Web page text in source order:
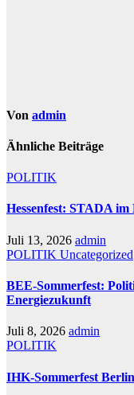
Von admin
Ähnliche Beiträge
POLITIK
Hessenfest: STADA
Juli 13, 2026 admin
POLITIK Uncategorized
BEE-Sommerfest:
Energiezukunft
Juli 8, 2026 admin
POLITIK
IHK-Sommerfest